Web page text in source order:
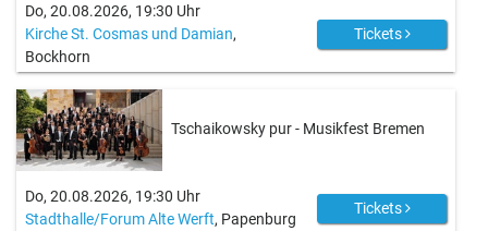
Do, 20.08.2026, 19:30 Uhr
Kirche St. Cosmas und Damian,
Bockhorn
Tickets
Tschaikowsky pur - Musikfest Bremen
Do, 20.08.2026, 19:30 Uhr
Stadthalle/Forum Alte Werft, Papenburg
Tickets